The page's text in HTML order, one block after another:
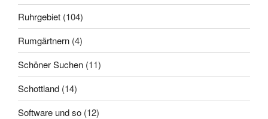
Ruhrgebiet (104)
Rumgärtnern (4)
Schöner Suchen (11)
Schottland (14)
Software und so (12)